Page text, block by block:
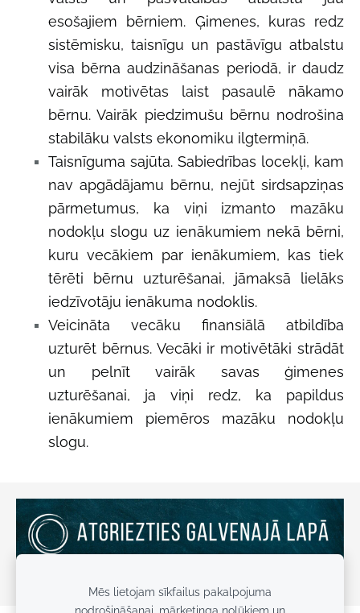
esošajiem bērniem. Ģimenes, kuras redz
sistēmisku, taisnīgu un pastāvīgu atbalstu
visa bērna audzināšanas periodā, ir daudz
vairāk motivētas laist pasaulē nākamo
bērnu. Vairāk piedzimušu bērnu nodrošina
stabilāku valsts ekonomiku ilgtermiņā.
Taisnīguma sajūta. Sabiedrības locekļi, kam
nav apgādājamu bērnu, nejūt sirdsapziņas
pārmetumus, ka viņi izmanto mazāku
nodokļu slogu uz ienākumiem nekā bērni,
kuru vecākiem par ienākumiem, kas tiek
tērēti bērnu uzturēšanai, jāmaksā lielāks
iedzīvotāju ienākuma nodoklis.
Veicināta vecāku finansiālā atbildība
uzturēt bērnus. Vecāki ir motivētāki strādāt
un pelnīt vairāk savas ģimenes
uzturēšanai, ja viņi redz, ka papildus
ienākumiem piemēros mazāku nodokļu
slogu.
Mēs lietojam sīkfailus pakalpojuma
nodrošināšanai, mārketinga nolūkiem un